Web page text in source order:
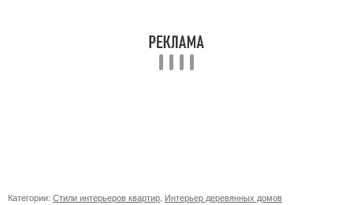
Категории: Стили интерьеров квартир, Интерьер деревянных домов